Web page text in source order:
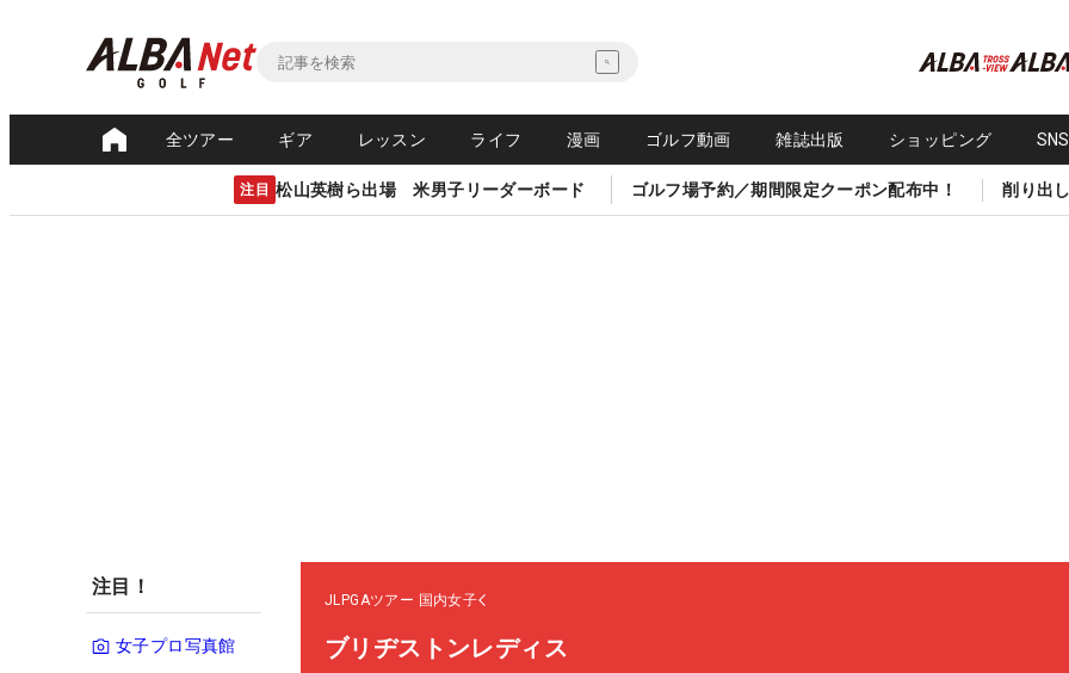
全ツアー ギア レッスン ライフ 漫画 ゴルフ動画 雑誌出版 ショッピング
注目 松山英樹ら出場 米男子リーダーボード ゴルフ場予約／期間限定クーポン配布中！ 削り出
注目！
女子プロ写真館
JLPGAツアー 国内女子
ブリヂストンレディス